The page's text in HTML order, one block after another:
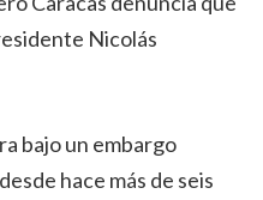
Nicolás
bajo un embargo
hace más de seis